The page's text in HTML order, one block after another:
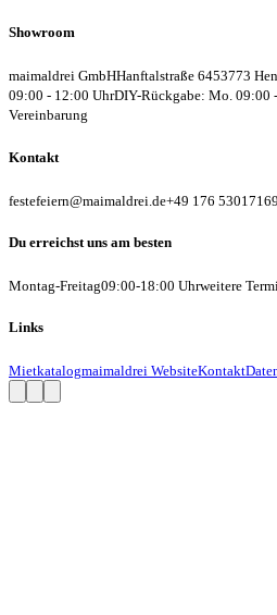
Showroom
maimaldrei GmbHHanftalstraße 6453773
09:00 - 12:00 UhrDIY-Rückgabe: Mo. 09:00
Vereinbarung
Kontakt
festefeiern@maimaldrei.de+49 176 53017169
Du erreichst uns am besten
Montag-Freitag09:00-18:00 Uhrweitere
Links
Mietkatalogmaimaldrei WebsiteKontakt